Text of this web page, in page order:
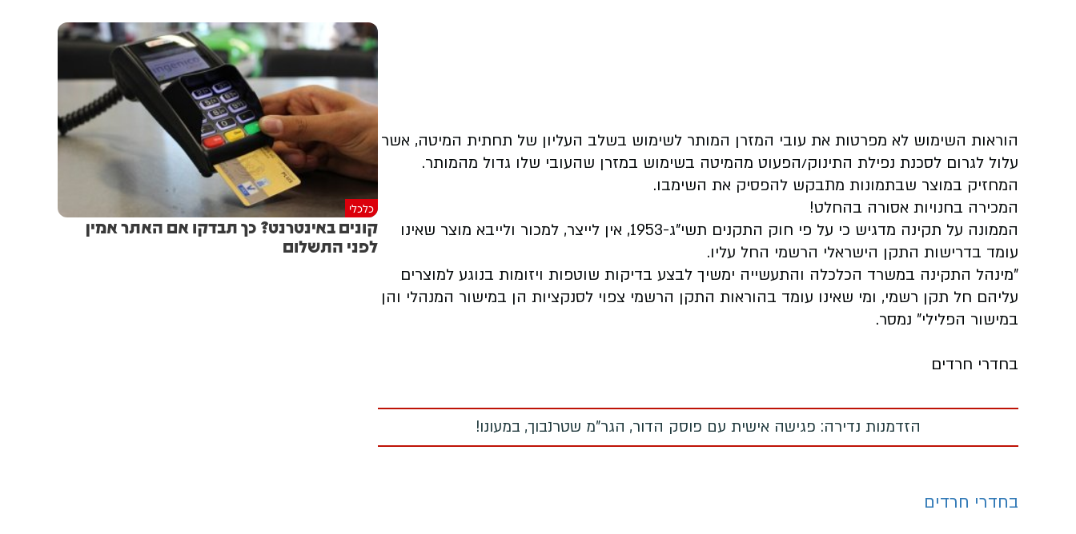
הוראות השימוש לא מפרטות את עובי המזרן המותר לשימוש בשלב העליון של תחתית המיטה, אשר
עלול לגרום לסכנת נפילת התינוק/הפעוט מהמיטה בשימוש במזרן שהעובי שלו גדול מהמותר.
המחזיק במוצר שבתמונות מתבקש להפסיק את השימבו.
המכירה בחנויות אסורה בהחלט!
הממונה על תקינה מדגיש כי על פי חוק התקנים תשי"ג-1953, אין לייצר, למכור ולייבא מוצר שאינו
עומד בדרישות התקן הישראלי הרשמי החל עליו.
"מינהל התקינה במשרד הכלכלה והתעשייה ימשיך לבצע בדיקות שוטפות ויזומות בנוגע למוצרים
עליהם חל תקן רשמי, ומי שאינו עומד בהוראות התקן הרשמי צפוי לסנקציות הן במישור המנהלי והן
במישור הפלילי" נמסר.
בחדרי חרדים
הזדמנות נדירה: פגישה אישית עם פוסק הדור, הגר"מ שטרנבוך, במעונו!
בחדרי חרדים
כלכלי
קונים באינטרנט? כך תבדקו אם האתר אמין
לפני התשלום